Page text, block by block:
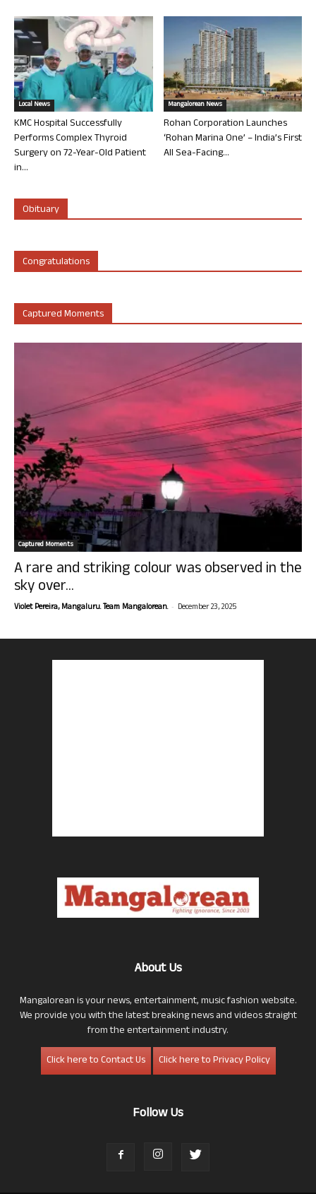
Local News
KMC Hospital Successfully
Performs Complex Thyroid
Surgery on 72-Year-Old Patient
in...
Mangalorean News
Rohan Corporation Launches
‘Rohan Marina One’ – India’s First
All Sea-Facing...
Obituary
Congratulations
Captured Moments
Captured Moments
A rare and striking colour was observed in the
sky over...
Violet Pereira, Mangaluru. Team Mangalorean. - December 23, 2025
About Us
Mangalorean is your news, entertainment, music fashion website.
We provide you with the latest breaking news and videos straight
from the entertainment industry.
Click here to Contact Us
Click here to Privacy Policy
Follow Us